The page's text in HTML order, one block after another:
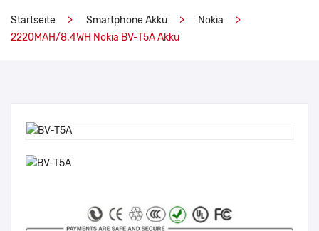
Startseite Smartphone Akku
Nokia
2220MAH/8.4WH Nokia BV-T5A Akku